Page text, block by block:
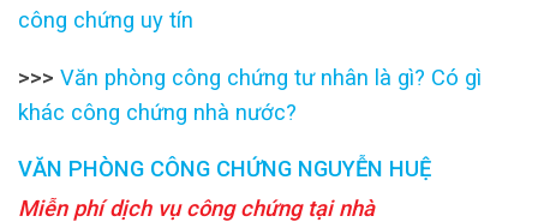
công chứng uy tín
>>> Văn phòng công chứng tư nhân là gì? Có gì
khác công chứng nhà nước?
VĂN PHÒNG CÔNG CHỨNG NGUYỄN HUỆ
Miễn phí dịch vụ công chứng tại nhà